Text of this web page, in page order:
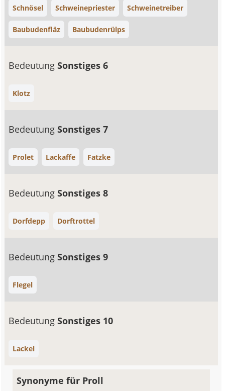
Schnösel Schweinepriester Schweinetreiber
Baubudenfläz Baubudenrülps
BedeutungSonstiges 6
Klotz
BedeutungSonstiges 7
Prolet Lackaffe Fatzke
BedeutungSonstiges 8
Dorfdepp Dorftrottel
BedeutungSonstiges 9
Flegel
BedeutungSonstiges 10
Lackel
Synonyme für Proll